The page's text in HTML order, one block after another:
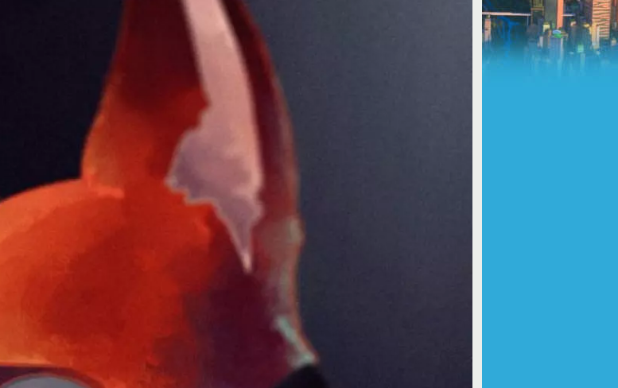
data/www/ztfan.ru/templates/zootopiav2/html/mod_menu/default_component.php